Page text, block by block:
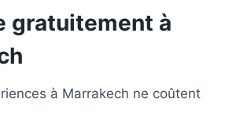
gratuitement à
à Marrakech ne coûtent